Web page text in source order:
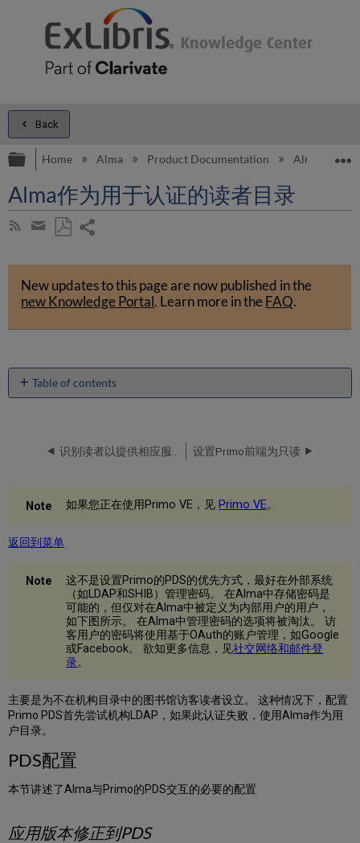
Back
Expand/collapse global hierarchy
Home Alma Product Documentation Alma Online
Alma作为用于认证的读者目录
Subscribe
RSS
Share
by
email
as
PDF
New updates to this page are now published in the
new Knowledge Portal. Learn more in theFAQ.
Table of contents
应
本
正
到
配
用
机
构
设置Primo前端为只读
如果您正在使用Primo VE，见 Primo VE。
返回到菜单
这不是设置Primo的PDS的优先方式，最好在外部系统
（如LDAP和SHIB）管理密码。 在Alma中存储密码是
可能的，但仅对在Alma中被定义为内部用户的用户，
如下图所示。 在Alma中管理密码的选项将被淘汰。 访
客用户的密码将使用基于OAuth的账户管理，如Google
或Facebook。 欲知更多信息，见社交网络和邮件登
录。
主要是为不在机构目录中的图书馆访客读者设立。 这种情况下，配置
Primo PDS首先尝试机构LDAP，如果此认证失败，使用Alma作为用
户目录。
PDS配置
本节讲述了Alma与Primo的PDS交互的必要的配置
应用版本修正到PDS